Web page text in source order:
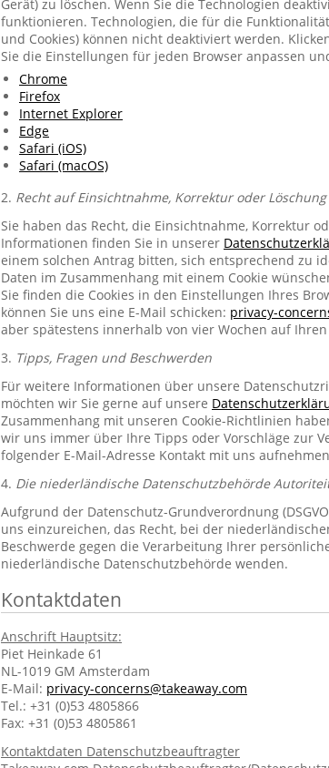
Gerät) zu löschen. Wenn Sie die Technologien
funktionieren. Technologien, die für die
und Cookies) können nicht deaktiviert werden.
Sie die Einstellungen für jeden Browser anpassen
Chrome
Firefox
Internet Explorer
Edge
Safari (iOS)
Safari (macOS)
2. Recht auf Einsichtnahme, Korrektur oder
Sie haben das Recht, die Einsichtnahme, Korrektur
Informationen finden Sie in unserer
einem solchen Antrag bitten, sich entsprechend zu
Daten im Zusammenhang mit einem Cookie
Sie finden die Cookies in den Einstellungen Ihres
können Sie uns eine E-Mail schicken: privacy-
aber spätestens innerhalb von vier Wochen auf
3. Tipps, Fragen und Beschwerden
Für weitere Informationen über unsere
möchten wir Sie gerne auf unsere
Zusammenhang mit unseren Cookie-Richtlinien
wir uns immer über Ihre Tipps oder Vorschläge zur
folgender E-Mail-Adresse Kontakt mit uns
4. Die niederländische Datenschutzbehörde
Aufgrund der Datenschutz-Grundverordnung
uns einzureichen, das Recht, bei der
Beschwerde gegen die Verarbeitung Ihrer
niederländische Datenschutzbehörde wenden.
Kontaktdaten
Anschrift Hauptsitz:
Piet Heinkade 61
NL-1019 GM Amsterdam
E-Mail: privacy-concerns@takeaway.com
Tel.: +31 (0)53 4805866
Fax: +31 (0)53 4805861
Kontaktdaten Datenschutzbeauftragter